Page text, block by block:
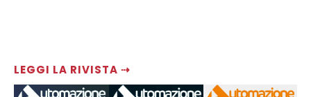
LEGGI LA RIVISTA ⇢